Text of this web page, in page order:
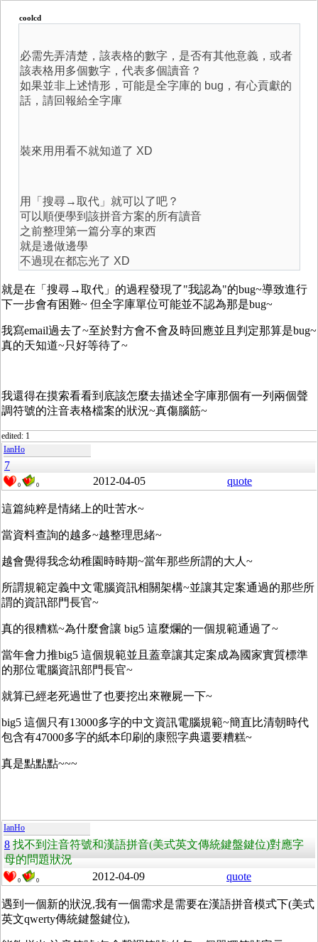
coolcd
必需先弄清楚，該表格的數字，是否有其他意義，或者
該表格用多個數字，代表多個讀音？
如果並非上述情形，可能是全字庫的 bug，有心貢獻的
話，請回報給全字庫
裝來用用看不就知道了 XD
用「搜尋→取代」就可以了吧？
可以順便學到該拼音方案的所有讀音
之前整理第一篇分享的東西
就是邊做邊學
不過現在都忘光了 XD
就是在「搜尋→取代」的過程發現了"我認為"的bug~導致進行
下一步會有困難~ 但全字庫單位可能並不認為那是bug~
我寫email過去了~至於對方會不會及時回應並且判定那算是bug~
真的天知道~只好等待了~
我還得在摸索看看到底該怎麼去描述全字庫那個有一列兩個聲
調符號的注音表格檔案的狀況~真傷腦筋~
edited: 1
IanHo
7
0 0 2012-04-05 quote
這篇純粹是情緒上的吐苦水~
當資料查詢的越多~越整理思緒~
越會覺得我念幼稚園時時期~當年那些所謂的大人~
所謂規範定義中文電腦資訊相關架構~並讓其定案通過的那些所
謂的資訊部門長官~
真的很糟糕~為什麼會讓 big5 這麼爛的一個規範通過了~
當年會力推big5 這個規範並且蓋章讓其定案成為國家實質標準
的那位電腦資訊部門長官~
就算已經老死過世了也要挖出來鞭屍一下~
big5 這個只有13000多字的中文資訊電腦規範~簡直比清朝時代
包含有47000多字的紙本印刷的康熙字典還要糟糕~
真是點點點~~~
IanHo
8 找不到注音符號和漢語拼音(美式英文傳統鍵盤鍵位)對應字
母的問題狀況
0 0 2012-04-09 quote
遇到一個新的狀況,我有一個需求是需要在漢語拼音模式下(美式
英文qwerty傳統鍵盤鍵位),